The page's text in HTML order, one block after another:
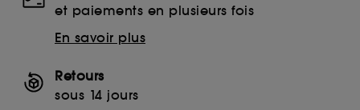
et paiements en plusieurs fois
En savoir plus
Retours
sous 14 jours